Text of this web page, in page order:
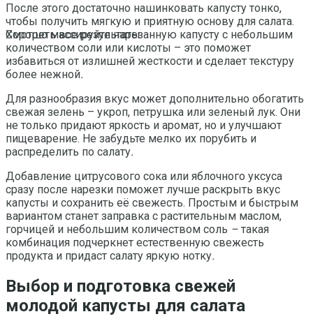
Смотреть все результаты
После этого достаточно нашинковать капусту тонко,
чтобы получить мягкую и приятную основу для салата.
Хорошо массируйте нарезанную капусту с небольшим
количеством соли или кислоты – это поможет
избавиться от излишней жесткости и сделает текстуру
более нежной.
Для разнообразия вкус может дополнительно обогатить
свежая зелень – укроп, петрушка или зеленый лук. Они
не только придают яркость и аромат, но и улучшают
пищеварение. Не забудьте мелко их порубить и
распределить по салату.
Добавление цитрусового сока или яблочного уксуса
сразу после нарезки поможет лучше раскрыть вкус
капусты и сохранить её свежесть. Простым и быстрым
вариантом станет заправка с растительным маслом,
горчицей и небольшим количеством соль – такая
комбинация подчеркнет естественную свежесть
продукта и придаст салату яркую нотку.
Выбор и подготовка свежей
молодой капусты для салата